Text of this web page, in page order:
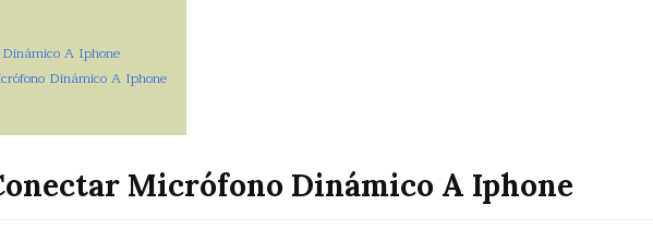
A Iphone
Dinámico A Iphone
Micrófono Dinámico A Iphone